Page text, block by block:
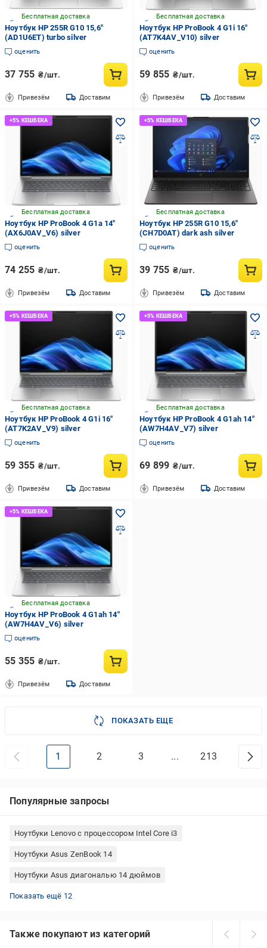
Бесплатная доставка
Ноутбук HP 255R G10 15,6"
(AD1U6ET) turbo silver
оценить
37 755 ₴/шт.
Привезём Доставим
Бесплатная доставка
Ноутбук HP ProBook 4 G1i 16"
(AT7K4AV_V10) silver
оценить
59 855 ₴/шт.
Привезём Доставим
Бесплатная доставка
Ноутбук HP ProBook 4 G1a 14"
(AX6J0AV_V6) silver
оценить
74 255 ₴/шт.
Привезём Доставим
Бесплатная доставка
Ноутбук HP 255R G10 15,6"
(CH7D0AT) dark ash silver
оценить
39 755 ₴/шт.
Привезём Доставим
Бесплатная доставка
Ноутбук HP ProBook 4 G1i 16"
(AT7K2AV_V9) silver
оценить
59 355 ₴/шт.
Привезём Доставим
Бесплатная доставка
Ноутбук HP ProBook 4 G1ah 14"
(AW7H4AV_V7) silver
оценить
69 899 ₴/шт.
Привезём Доставим
Бесплатная доставка
Ноутбук HP ProBook 4 G1ah 14"
(AW7H4AV_V6) silver
оценить
55 355 ₴/шт.
Привезём Доставим
ПОКАЗАТЬ ЕЩЕ
1 2 3 ... 213
Популярные запросы
Ноутбуки Lenovo с процессором Intel Core i3
Ноутбуки Asus ZenBook 14
Ноутбуки Asus диагональю 14 дюймов
Ноутбуки 8 ядерные HP
Ноутбуки Asus игровые
Ноутбуки Dell 4 ядра
Ноутбуки Asus с дискретной видеокартой
Игровые ноутбуки Intel Core i7
Ноутбуки Intel Core i7 8 ядер
Ноутбуки MSI диагональю 14 дюймов
Ноутбуки 16 ГБ оперативной памяти Intel Core i7
Apple MacBook Pro
Ноутбуки игровые MSI
Ноутбуки HP Pavilion 15
Ультрабуки Asus
Показать ещё 12
Также покупают из категорий